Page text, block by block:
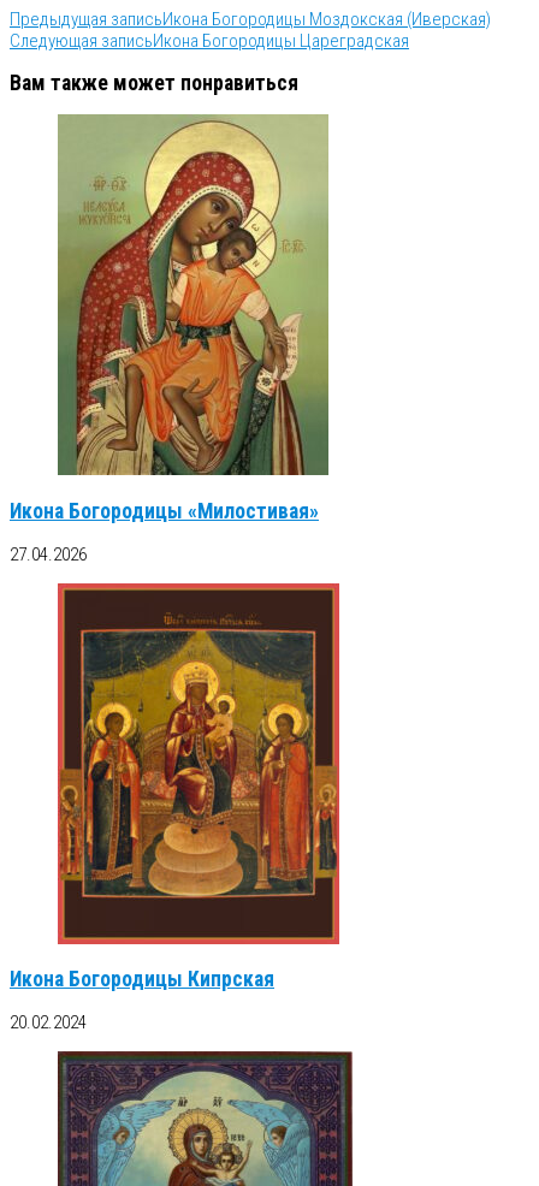
Предыдущая записьИкона Богородицы Моздокская (Иверская)
Следующая записьИкона Богородицы Цареградская
Вам также может понравиться
Икона Богородицы «Милостивая»
27.04.2026
Икона Богородицы Кипрская
20.02.2024